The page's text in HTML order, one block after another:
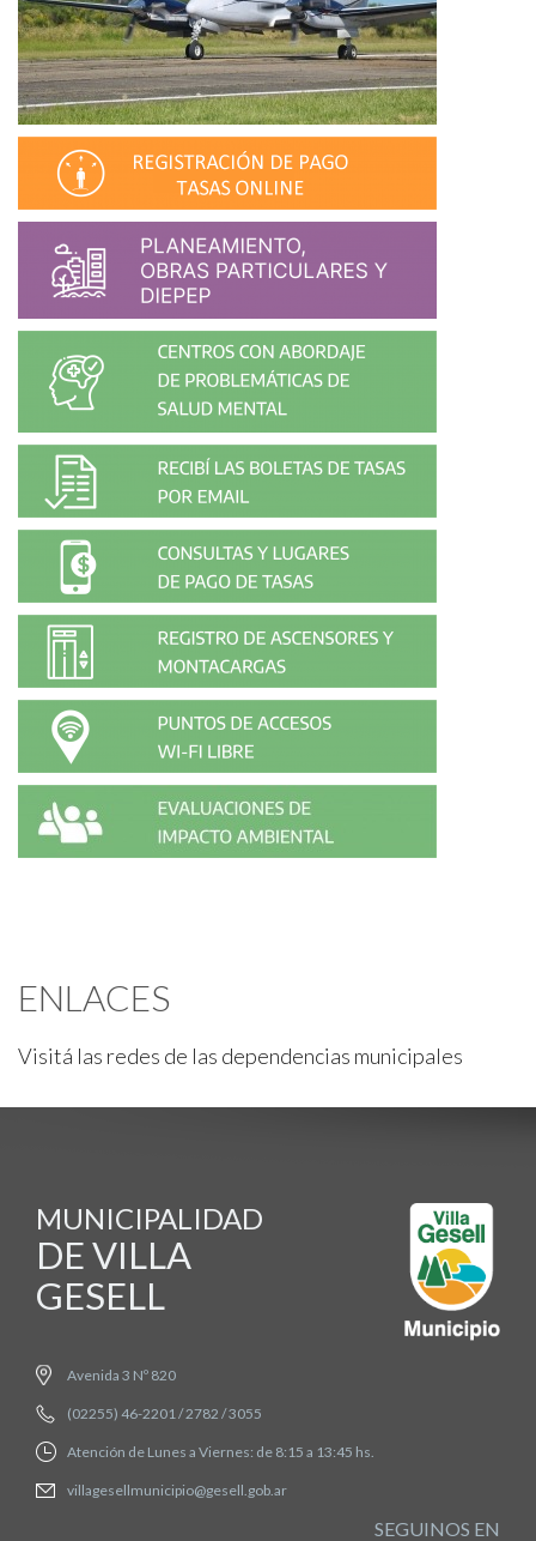
ENLACES
Visitá las redes de las dependencias municipales
MUNICIPALIDAD
DE VILLA
GESELL
Avenida 3 Nº 820
(02255) 46-2201 / 2782 / 3055
Atención de Lunes a Viernes: de 8:15 a 13:45 hs.
villagesellmunicipio@gesell.gob.ar
SEGUINOS EN